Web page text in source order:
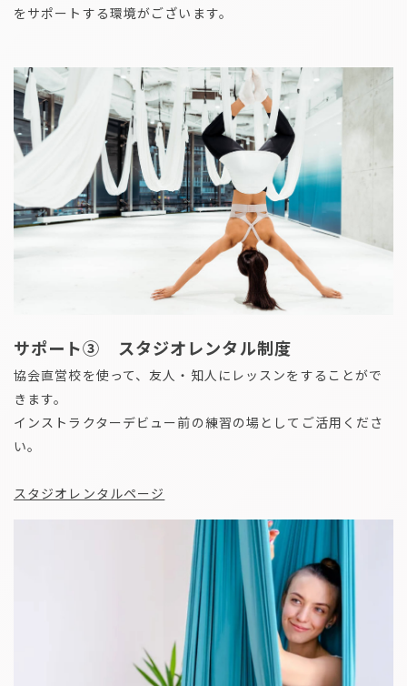
をサポートする環境がございます。
サポート③ スタジオレンタル制度
協会直営校を使って、友人・知人にレッスンをすることがで
きます。
インストラクターデビュー前の練習の場としてご活用くださ
い。
スタジオレンタルページ